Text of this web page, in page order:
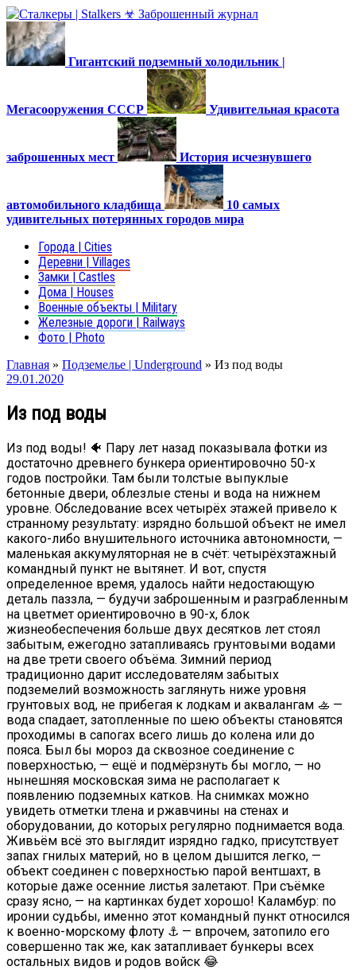
Гигантский подземный холодильник |
Мегасооружения СССР Удивительная красота
заброшенных мест История исчезнувшего
автомобильного кладбища
10 самых
удивительных потерянных городов мира
Города | Cities
Деревни | Villages
Замки | Castles
Дома | Houses
Военные объекты | Military
Железные дороги | Railways
Фото | Photo
Главная » Подземелье | Underground » Из под воды
29.01.2020
Из под воды
Из под воды! 🐠 Пару лет назад показывала фотки из
достаточно древнего бункера ориентировочно 50-х
годов постройки. Там были толстые выпуклые
бетонные двери, облезлые стены и вода на нижнем
уровне. Обследование всех четырёх этажей привело к
странному результату: изрядно большой объект не имел
какого-либо внушительного источника автономности, —
маленькая аккумуляторная не в счёт: четырёхэтажный
командный пункт не вытянет. И вот, спустя
определенное время, удалось найти недостающую
деталь паззла, — будучи заброшенным и разграбленным
на цветмет ориентировочно в 90-х, блок
жизнеобеспечения больше двух десятков лет стоял
забытым, ежегодно затапливаясь грунтовыми водами
на две трети своего объёма. Зимний период
традиционно дарит исследователям забытых
подземелий возможность заглянуть ниже уровня
грунтовых вод, не прибегая к лодкам и аквалангам 🚣 —
вода спадает, затопленные по шею объекты становятся
проходимы в сапогах всего лишь до колена или до
пояса. Был бы мороз да сквозное соединение с
поверхностью, — ещё и подмёрзнуть бы могло, — но
нынешняя московская зима не располагает к
появлению подземных катков. На снимках можно
увидеть отметки тлена и ржавчины на стенах и
оборудовании, до которых регулярно поднимается вода.
Живьём всё это выглядит изрядно гадко, присутствует
запах гнилых материй, но в целом дышится легко, —
объект соединен с поверхностью парой вентшахт, в
которые даже осенние листья залетают. При съёмке
сразу ясно, — на картинках будет хорошо! Каламбур: по
иронии судьбы, именно этот командный пункт относился
к военно-морскому флоту ⚓ — впрочем, затопило его
совершенно так же, как затапливает бункеры всех
остальных видов и родов войск 😂